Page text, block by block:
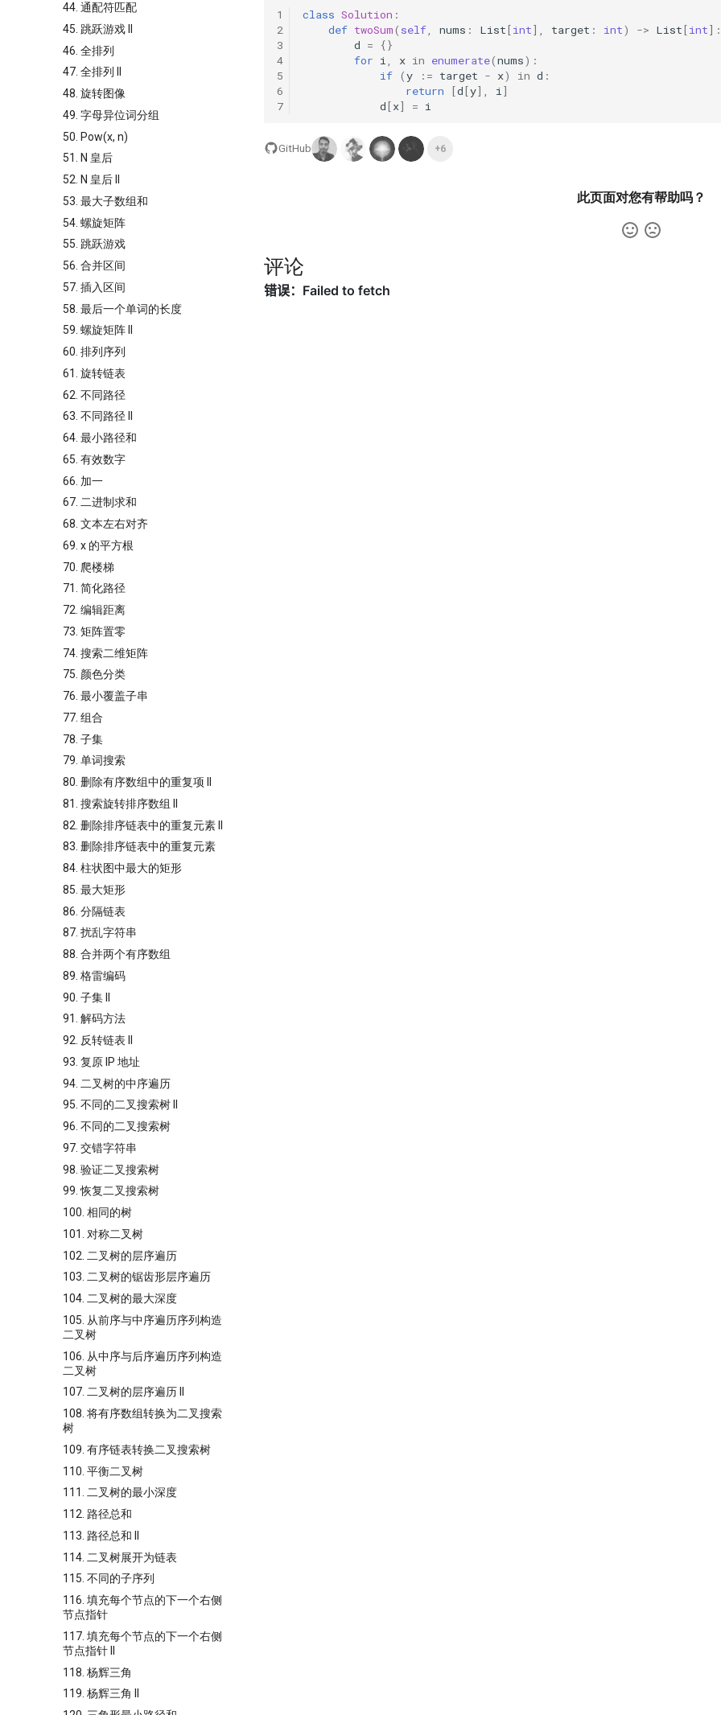
44. 通配符匹配
45. 跳跃游戏 II
46. 全排列
47. 全排列 II
48. 旋转图像
49. 字母异位词分组
50. Pow(x, n)
51. N 皇后
52. N 皇后 II
53. 最大子数组和
54. 螺旋矩阵
55. 跳跃游戏
56. 合并区间
57. 插入区间
58. 最后一个单词的长度
59. 螺旋矩阵 II
60. 排列序列
61. 旋转链表
62. 不同路径
63. 不同路径 II
64. 最小路径和
65. 有效数字
66. 加一
67. 二进制求和
68. 文本左右对齐
69. x 的平方根
70. 爬楼梯
71. 简化路径
72. 编辑距离
73. 矩阵置零
74. 搜索二维矩阵
75. 颜色分类
76. 最小覆盖子串
77. 组合
78. 子集
79. 单词搜索
80. 删除有序数组中的重复项 II
81. 搜索旋转排序数组 II
82. 删除排序链表中的重复元素 II
83. 删除排序链表中的重复元素
84. 柱状图中最大的矩形
85. 最大矩形
86. 分隔链表
87. 扰乱字符串
88. 合并两个有序数组
89. 格雷编码
90. 子集 II
91. 解码方法
92. 反转链表 II
93. 复原 IP 地址
94. 二叉树的中序遍历
95. 不同的二叉搜索树 II
96. 不同的二叉搜索树
97. 交错字符串
98. 验证二叉搜索树
99. 恢复二叉搜索树
100. 相同的树
101. 对称二叉树
102. 二叉树的层序遍历
103. 二叉树的锯齿形层序遍历
104. 二叉树的最大深度
105. 从前序与中序遍历序列构造
二叉树
106. 从中序与后序遍历序列构造
二叉树
107. 二叉树的层序遍历 II
108. 将有序数组转换为二叉搜索
树
109. 有序链表转换二叉搜索树
110. 平衡二叉树
111. 二叉树的最小深度
112. 路径总和
113. 路径总和 II
114. 二叉树展开为链表
115. 不同的子序列
116. 填充每个节点的下一个右侧
节点指针
117. 填充每个节点的下一个右侧
节点指针 II
118. 杨辉三角
119. 杨辉三角 II
1
2
3
4
5
6
7
class Solution :
def twoSum( self, nums : List[int], target : int) -> List[int]:
d =
{}
for i, x in enumerate(nums):
if (y := target - x) in d :
return
[d[y], i]
d[x] = i
GitHub +6
此页面对您有帮助吗？
评论